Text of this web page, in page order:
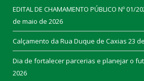
EDITAL DE CHAMAMENTO PÚBLICO Nº 01/
de maio de 2026
Calçamento da Rua Duque de Caxias 23
Dia de fortalecer parcerias e planejar o
2026